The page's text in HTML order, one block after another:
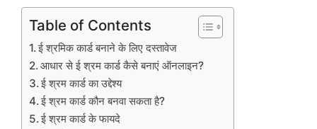
Table of Contents
ई श्रमिक कार्ड बनाने के लिए दस्तावेज
आधार से ई श्रम कार्ड कैसे बनाएं ऑनलाइन?
ई श्रम कार्ड का उद्देश्य
ई श्रम कार्ड कौन बनवा सकता है?
ई श्रम कार्ड के फायदे